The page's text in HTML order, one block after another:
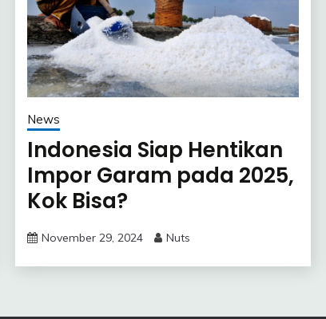
News
Indonesia Siap Hentikan
Impor Garam pada 2025,
Kok Bisa?
November 29, 2024 Nuts